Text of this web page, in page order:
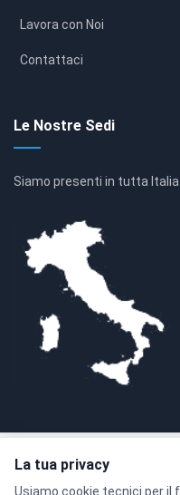
Lavora con Noi
Contattaci
Le Nostre Sedi
Siamo presenti in tutta Italia
Pagamenti sicuri
La tua privacy
Usiamo cookie tecnici per il